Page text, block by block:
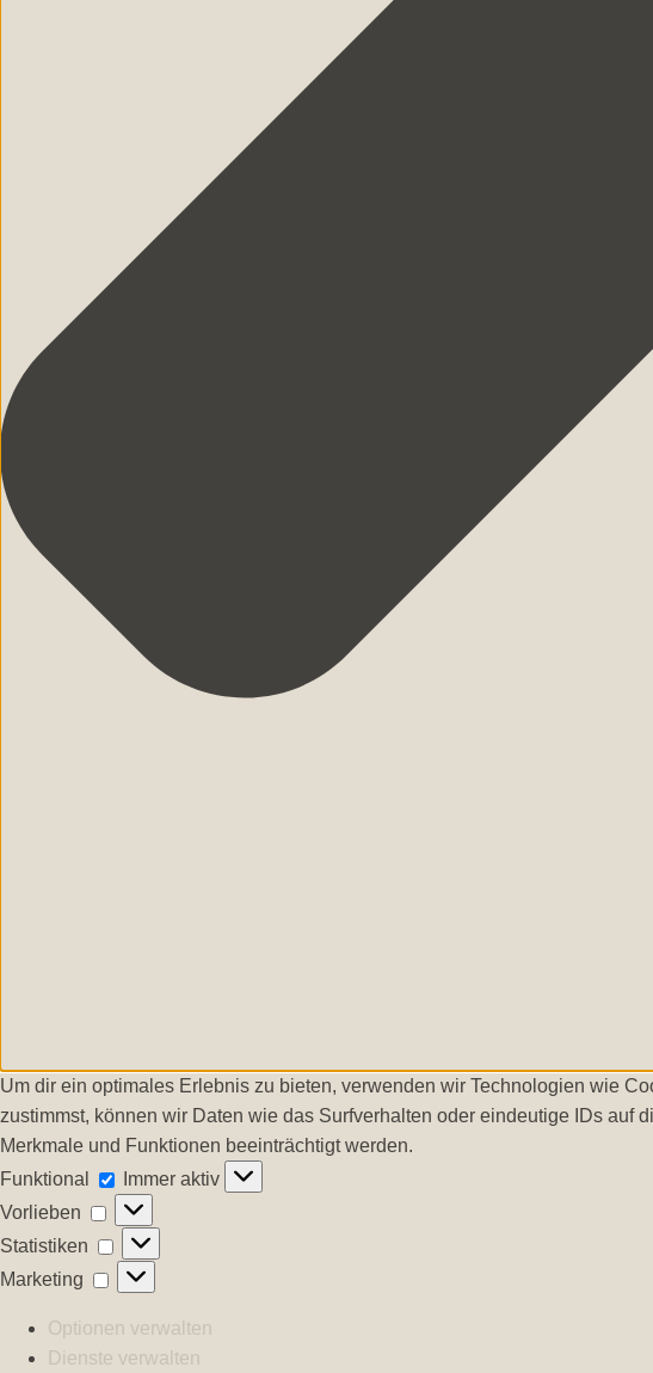
Um dir ein optimales Erlebnis zu bieten, verwenden wir Technologien wie
zustimmst, können wir Daten wie das Surfverhalten oder eindeutige IDs auf
Merkmale und Funktionen beeinträchtigt werden.
Funktional
Funktional
Immer aktiv
Vorlieben
Vorlieben
Statistiken
Statistiken
Marketing
Marketing
Optionen verwalten
Dienste verwalten